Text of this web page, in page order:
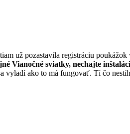
už pozastavila registráciu
Vianočné sviatky, nechajte
vyladí ako to má fungovať. Tí čo